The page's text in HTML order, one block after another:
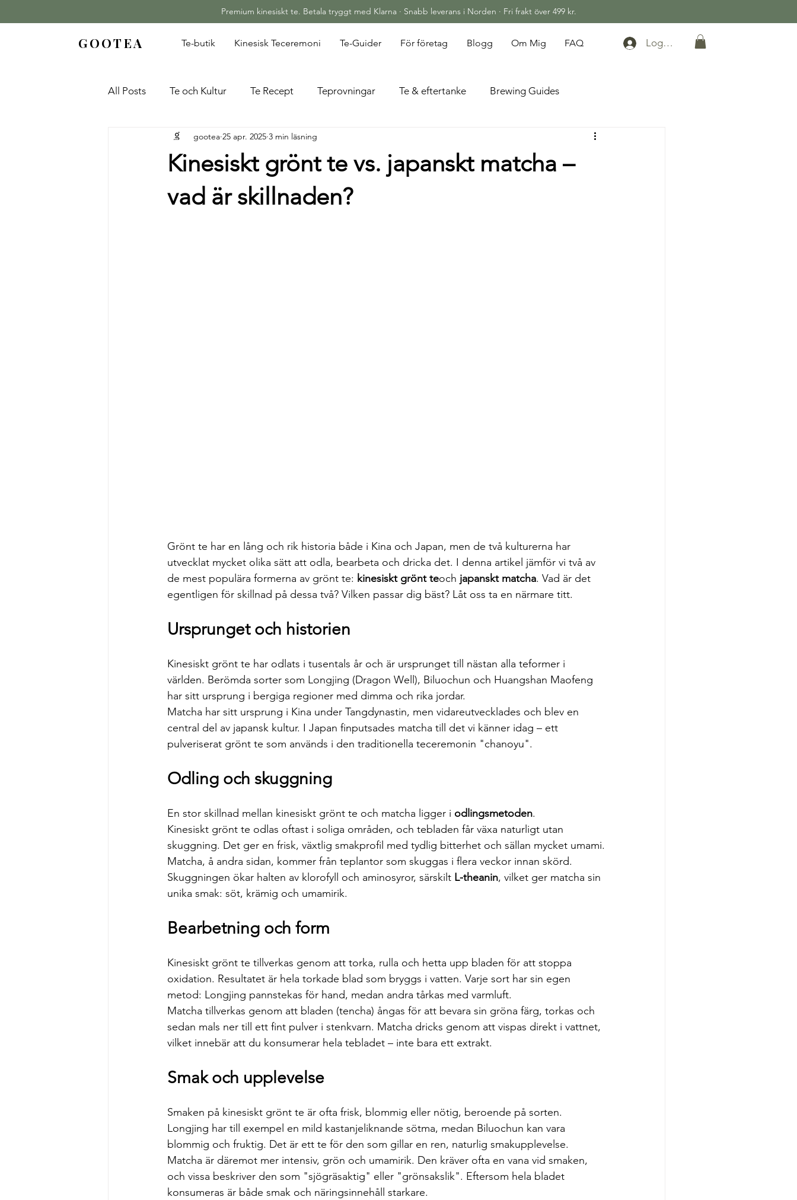
Premium kinesiskt te. Betala tryggt med Klarna · Snabb leverans i Norden · Fri frakt över 499 kr.
GOOTEA Te-butik Kinesisk Teceremoni Te-Guider För företag Blogg Om Mig FAQ Logga in
All Posts Te och Kultur Te Recept Teprovningar Te & eftertanke Brewing Guides
Kinesiskt grönt te vs. japanskt matcha –
vad är skillnaden?
gootea 25 apr. 2025 3 min läsning
Grönt te har en lång och rik historia både i Kina och Japan, men de två kulturerna har
utvecklat mycket olika sätt att odla, bearbeta och dricka det. I denna artikel jämför vi två av
de mest populära formerna av grönt te: kinesiskt grönt teoch japanskt matcha. Vad är det
egentligen för skillnad på dessa två? Vilken passar dig bäst? Låt oss ta en närmare titt.
Ursprunget och historien
Kinesiskt grönt te har odlats i tusentals år och är ursprunget till nästan alla teformer i
världen. Berömda sorter som Longjing (Dragon Well), Biluochun och Huangshan Maofeng
har sitt ursprung i bergiga regioner med dimma och rika jordar.
Matcha har sitt ursprung i Kina under Tangdynastin, men vidareutvecklades och blev en
central del av japansk kultur. I Japan finputsades matcha till det vi känner idag – ett
pulveriserat grönt te som används i den traditionella teceremonin "chanoyu".
Odling och skuggning
En stor skillnad mellan kinesiskt grönt te och matcha ligger i odlingsmetoden.
Kinesiskt grönt te odlas oftast i soliga områden, och tebladen får växa naturligt utan
skuggning. Det ger en frisk, växtlig smakprofil med tydlig bitterhet och sällan mycket umami.
Matcha, å andra sidan, kommer från teplantor som skuggas i flera veckor innan skörd.
Skuggningen ökar halten av klorofyll och aminosyror, särskilt L-theanin, vilket ger matcha sin
unika smak: söt, krämig och umamirik.
Bearbetning och form
Kinesiskt grönt te tillverkas genom att torka, rulla och hetta upp bladen för att stoppa
oxidation. Resultatet är hela torkade blad som bryggs i vatten. Varje sort har sin egen
metod: Longjing pannstekas för hand, medan andra tårkas med varmluft.
Matcha tillverkas genom att bladen (tencha) ångas för att bevara sin gröna färg, torkas och
sedan mals ner till ett fint pulver i stenkvarn. Matcha dricks genom att vispas direkt i vattnet,
vilket innebär att du konsumerar hela tebladet – inte bara ett extrakt.
Smak och upplevelse
Smaken på kinesiskt grönt te är ofta frisk, blommig eller nötig, beroende på sorten.
Longjing har till exempel en mild kastanjeliknande sötma, medan Biluochun kan vara
blommig och fruktig. Det är ett te för den som gillar en ren, naturlig smakupplevelse.
Matcha är däremot mer intensiv, grön och umamirik. Den kräver ofta en vana vid smaken,
och vissa beskriver den som "sjögräsaktig" eller "grönsakslik". Eftersom hela bladet
konsumeras är både smak och näringsinnehåll starkare.